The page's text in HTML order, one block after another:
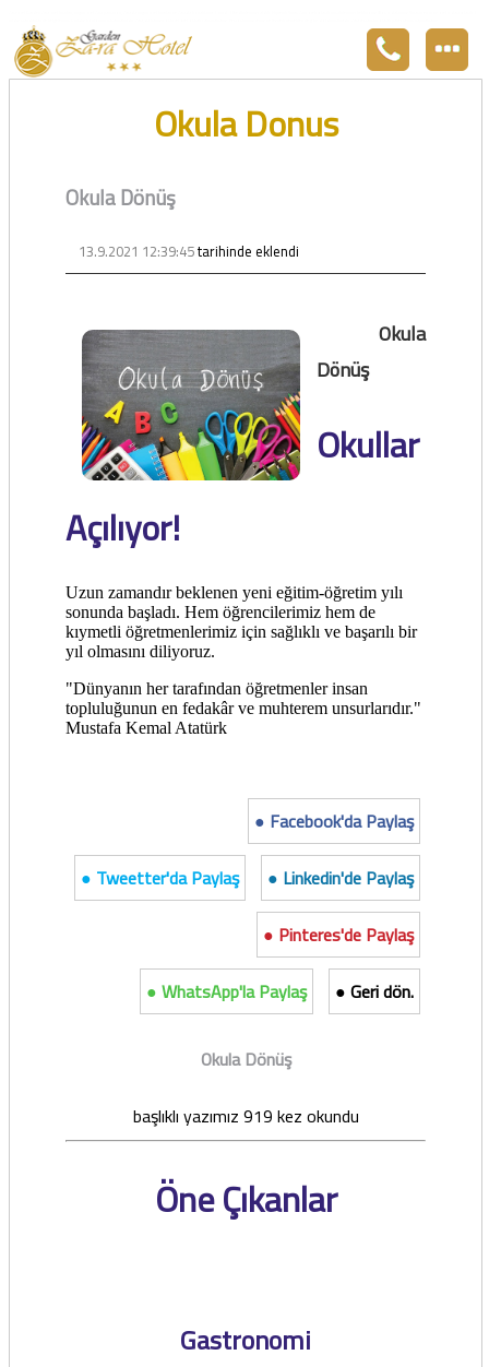
Okula Donus
Okula Dönüş
13.9.2021 12:39:45tarihinde eklendi
Okula
Dönüş
Okullar
Açılıyor!
Uzun zamandır beklenen yeni eğitim-öğretim yılı
sonunda başladı. Hem öğrencilerimiz hem de
kıymetli öğretmenlerimiz için sağlıklı ve başarılı bir
yıl olmasını diliyoruz.
"Dünyanın her tarafından öğretmenler insan
topluluğunun en fedakâr ve muhterem unsurlarıdır."
Mustafa Kemal Atatürk
● Facebook'da Paylaş
● Tweetter'da Paylaş
● Linkedin'de Paylaş
● Pinteres'de Paylaş
● WhatsApp'la Paylaş
● Geri dön.
Okula Dönüş
başlıklı yazımız 919 kez okundu
Öne Çıkanlar
Gastronomi